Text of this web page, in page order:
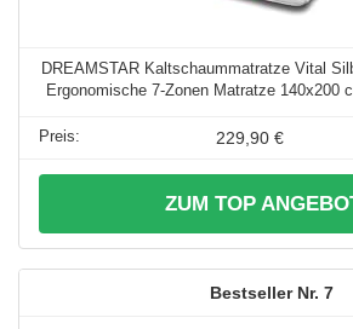
DREAMSTAR Kaltschaummatratze Vital
Ergonomische 7-Zonen Matratze 140x200
229,90 €
ZUM TOP
7